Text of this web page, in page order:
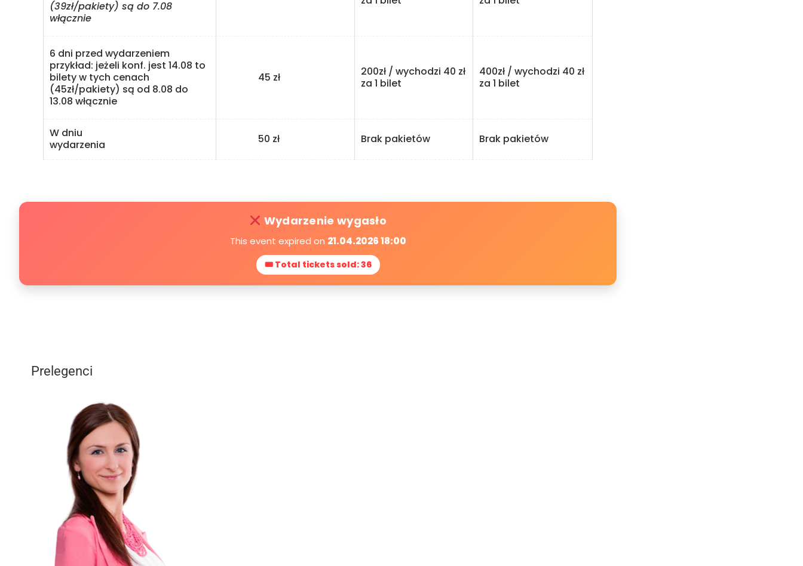
(39zł/pakiety) są do 7.08
włącznie
6 dni przed wydarzeniem
przykład: jeżeli konf. jest 14.08 to
bilety w tych cenach
(45zł/pakiety) są od 8.08 do
13.08 włącznie
45 zł
200zł / wychodzi 40 zł
za 1 bilet
400zł / wychodzi 40 zł
za 1 bilet
W dniu
wydarzenia
50 zł Brak pakietów Brak pakietów
Wydarzenie wygasło
This event expired on 21.04.2026 18:00
🎟 Total tickets sold: 36
Prelegenci